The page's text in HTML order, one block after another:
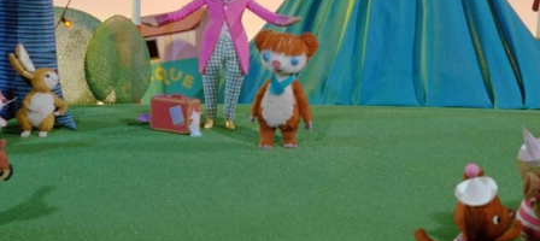
PROGRAMME